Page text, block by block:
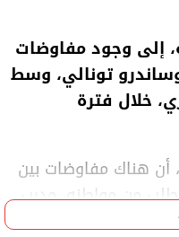
إلى وجود مفاوضات
تونالي، وسط
خلال فترة
هناك مفاوضات بين
طلب من مواطنه، مدرب